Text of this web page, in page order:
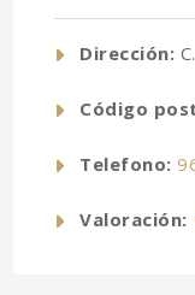
Dirección:
Código
Telefono:
Valoración: